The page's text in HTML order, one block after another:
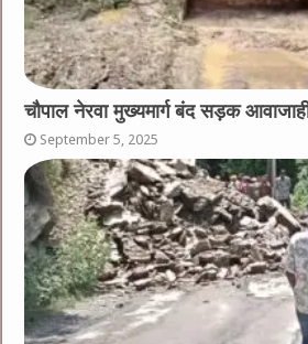
चौपाल नेरवा मुख्यमार्ग बंद सड़क
September 5, 2025